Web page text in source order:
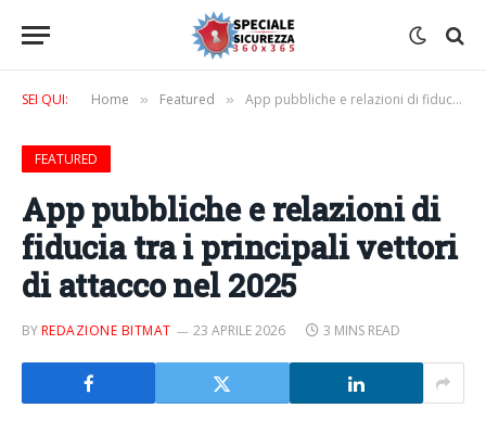
SEI QUI: Home » Featured » App pubbliche e relazioni di fiducia tra i principali vettori di attacco nel 2025
FEATURED
App pubbliche e relazioni di
fiducia tra i principali vettori
di attacco nel 2025
BYREDAZIONE BITMAT 23 APRILE 2026 3 MINS READ